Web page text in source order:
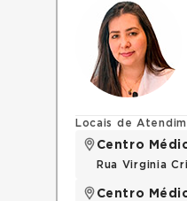
Locais de
Centro
Rua Virginia
Centro